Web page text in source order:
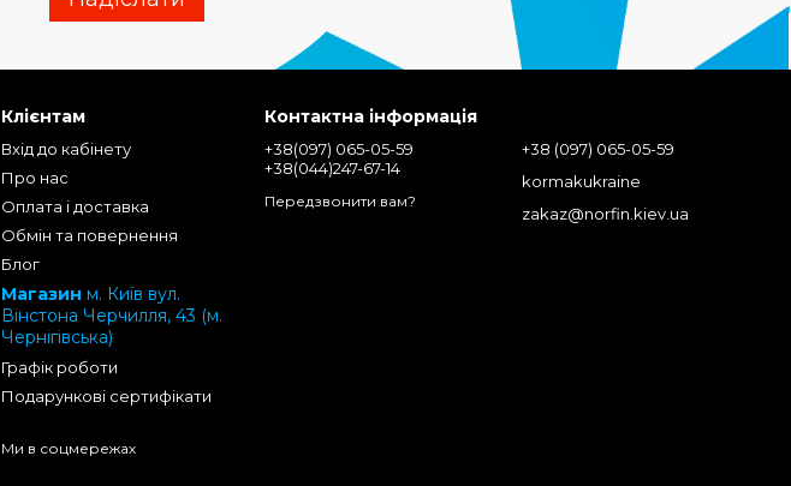
Клієнтам
Вхід до кабінету
Про нас
Оплата і доставка
Обмін та повернення
Блог
Магазин м. Київ вул.
Вінстона Черчилля, 43 (м.
Чернігівська)
Графік роботи
Подарункові сертифікати
Ми в соцмережах
Контактна інформація
+38(097) 065-05-59
+38(044)247-67-14
Передзвонити вам?
+38 (097) 065-05-59
kormakukraine
zakaz@norfin.kiev.ua